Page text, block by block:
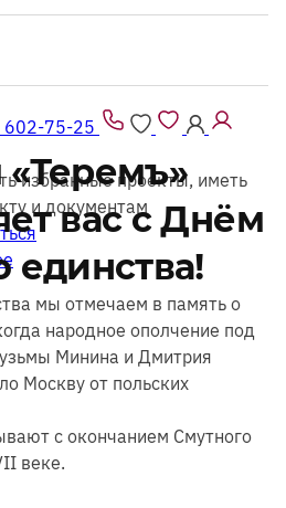
602-75-25
избранные проекты, иметь
и документам
вас с Днём
единства!
мы отмечаем в память о
народное ополчение под
Минина и Дмитрия
Москву от польских
с окончанием Смутного
веке.